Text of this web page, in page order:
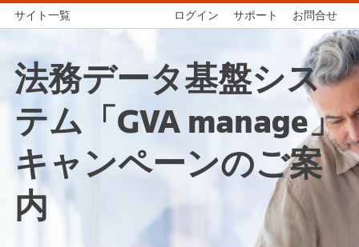
サイト一覧 ログイン サポート お問合せ
法務データ基盤シス
テム「GVA manage」
キャンペーンのご案
内